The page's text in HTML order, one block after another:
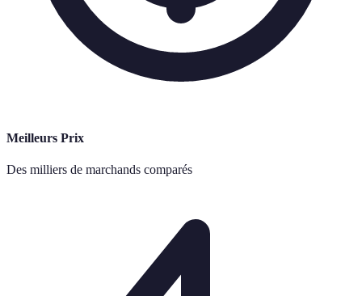
Meilleurs Prix
Des milliers de marchands comparés